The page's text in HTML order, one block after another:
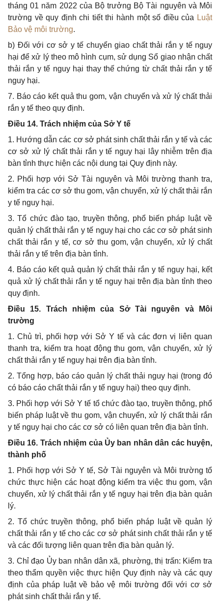
tháng 01 năm 2022 của Bộ trưởng Bộ Tài nguyên và Môi
trường về quy định chi tiết thi hành một số điều của Luật
Bảo vệ môi trường.
b) Đối với cơ sở y tế chuyển giao chất thải rắn y tế nguy
hại để xử lý theo mô hình cụm, sử dụng Sổ giao nhận chất
thải rắn y tế nguy hại thay thế chứng từ chất thải rắn y tế
nguy hại.
7. Báo cáo kết quả thu gom, vận chuyển và xử lý chất thải
rắn y tế theo quy định.
Điều 14. Trách nhiệm của Sở Y tế
1. Hướng dẫn các cơ sở phát sinh chất thải rắn y tế và các
cơ sở xử lý chất thải rắn y tế nguy hại lây nhiễm trên địa
bàn tỉnh thực hiện các nội dung tại Quy định này.
2. Phối hợp với Sở Tài nguyên và Môi trường thanh tra,
kiểm tra các cơ sở thu gom, vận chuyển, xử lý chất thải rắn
y tế nguy hại.
3. Tổ chức đào tạo, truyền thông, phổ biến pháp luật về
quản lý chất thải rắn y tế nguy hại cho các cơ sở phát sinh
chất thải rắny tế, cơ sở thu gom, vận chuyển, xử lý chất
thải rắn y tế trên địa bàn tỉnh.
4. Báo cáo kết quả quản lý chất thải rắn y tế nguy hại, kết
quả xử lý chất thải rắn y tế nguy hại trên địa bàn tỉnh theo
quy định.
Điều 15. Trách nhiệm của Sở Tài nguyên và Môi
trường
1. Chủ trì, phối hợp với Sở Y tế và các đơn vị liên quan
thanh tra, kiểm tra hoạt động thu gom, vận chuyển, xử lý
chất thải rắn y tế nguy hại trên địa bàn tỉnh.
2. Tổng hợp, báo cáo quản lý chất thải nguy hại (trong đó
có báo cáo chất thải rắn y tế nguy hại) theo quy định.
3. Phối hợp với Sở Y tế tổ chức đào tạo, truyền thông, phổ
biến pháp luật về thu gom, vận chuyển, xử lý chất thải rắn
y tế nguy hại cho các cơ sở có liên quan trên địa bàn tỉnh.
Điều 16. Trách nhiệm của Ủy ban nhân dân các huyện,
thành phố
1. Phối hợp với Sở Y tế, Sở Tài nguyên và Môi trường tổ
chức thực hiện các hoạt động kiểm traviệc thu gom, vận
chuyển, xử lý chất thải rắn y tế nguy hại trên địa bàn quản
lý.
2. Tổ chức truyền thông, phổ biến pháp luật về quản lý
chất thải rắn y tế cho các cơ sở phát sinh chất thải rắn y tế
và các đối tượng liên quan trên địa bàn quản lý.
3. Chỉ đạo Ủy ban nhân dân xã, phường, thị trấn: Kiểm tra
theo thẩm quyền việc thực hiện Quy định này và các quy
định của pháp luật về bảo vệ môi trường đối với cơ sở
phát sinh chất thải rắn y tế.